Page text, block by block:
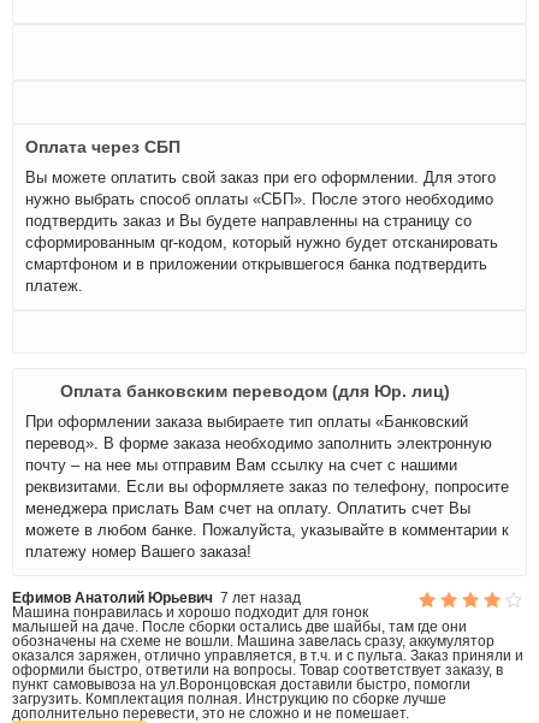
Оплата через СБП
Вы можете оплатить свой заказ при его оформлении. Для этого
нужно выбрать способ оплаты «СБП». После этого необходимо
подтвердить заказ и Вы будете направленны на страницу со
сформированным qr-кодом, который нужно будет отсканировать
смартфоном и в приложении открывшегося банка подтвердить
платеж.
Оплата банковским переводом (для Юр. лиц)
При оформлении заказа выбираете тип оплаты «Банковский
перевод». В форме заказа необходимо заполнить электронную
почту – на нее мы отправим Вам ссылку на счет с нашими
реквизитами. Если вы оформляете заказ по телефону, попросите
менеджера прислать Вам счет на оплату. Оплатить счет Вы
можете в любом банке. Пожалуйста, указывайте в комментарии к
платежу номер Вашего заказа!
Ефимов Анатолий Юрьевич 7 лет назад
Машина понравилась и хорошо подходит для гонок
малышей на даче. После сборки остались две шайбы, там где они
обозначены на схеме не вошли. Машина завелась сразу, аккумулятор
оказался заряжен, отлично управляется, в т.ч. и с пульта. Заказ приняли и
оформили быстро, ответили на вопросы. Товар соответствует заказу, в
пункт самовывоза на ул.Воронцовская доставили быстро, помогли
загрузить. Комплектация полная. Инструкцию по сборке лучше
дополнительно перевести, это не сложно и не помешает.